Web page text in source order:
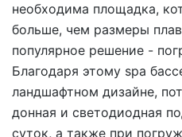
необходима площадка,
больше, чем размеры
популярное решение -
Благодаря этому spa
ландшафтном дизайне,
донная и светодиодная
суток, а также при